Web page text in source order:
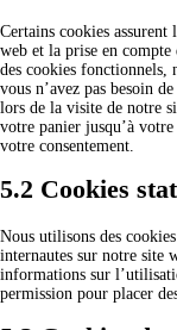
Certains cookies
web et la prise en compte
des cookies fonctionnels,
vous n’avez pas besoin
lors de la visite de notre
votre panier jusqu’à votre
votre consentement.
5.2 Cookies
Nous utilisons des
internautes sur notre site
informations sur
permission pour placer